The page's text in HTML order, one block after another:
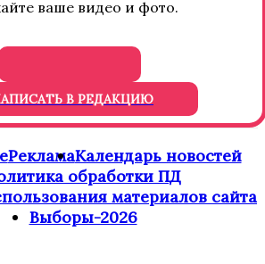
ваше видео и фото.
В РЕДАКЦИЮ
РекламаКалендарь новостей
обработки ПД
материалов сайта
Выборы-2026